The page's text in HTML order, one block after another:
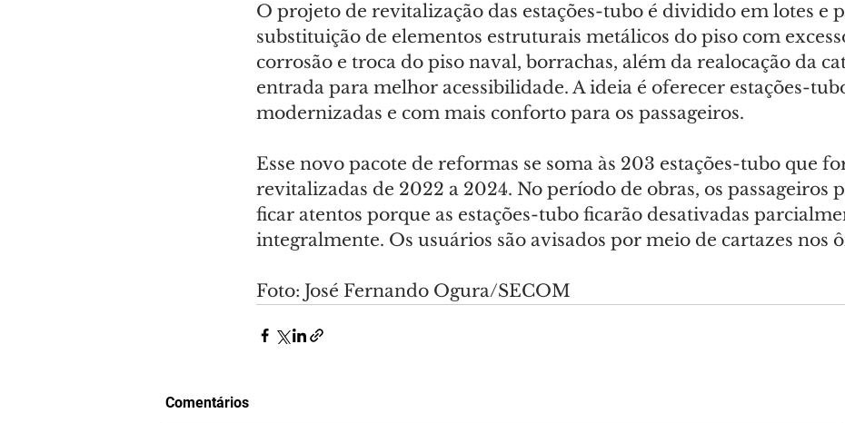
O projeto de revitalização das estações-tubo é dividido em lotes e
substituição de elementos estruturais metálicos do piso com
corrosão e troca do piso naval, borrachas, além da realocação da
entrada para melhor acessibilidade. A ideia é oferecer estações-
modernizadas e com mais conforto para os passageiros.
Esse novo pacote de reformas se soma às 203 estações-tubo que
revitalizadas de 2022 a 2024. No período de obras, os passageiros
ficar atentos porque as estações-tubo ficarão desativadas
integralmente. Os usuários são avisados por meio de cartazes nos
Foto: José Fernando Ogura/SECOM
Comentários